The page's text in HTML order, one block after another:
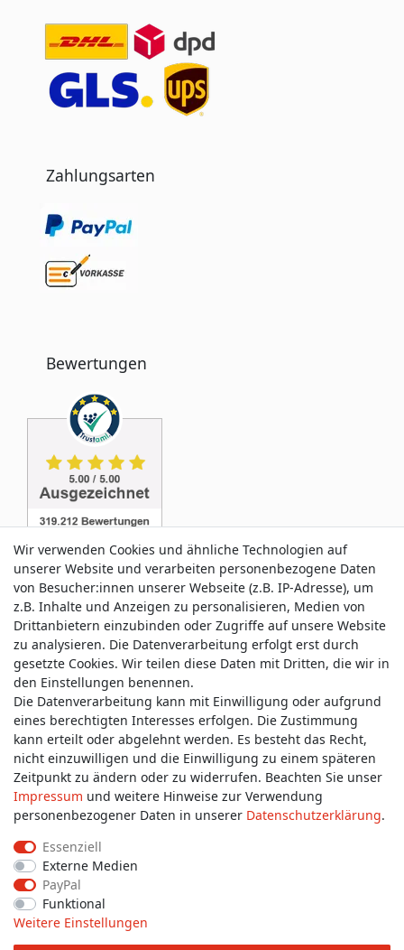
Zahlungsarten
Bewertungen
Service & Kontakt
Wünschen Sie einen Rückruf?
service@allmyclothes.de
Schreiben Sie uns:
service@allmyclothes.de
Impressum
Widerrufs­recht
Wir verwenden Cookies und ähnliche Technologien auf
unserer Website und verarbeiten personenbezogene Daten
von Besucher:innen unserer Webseite (z.B. IP-Adresse), um
z.B. Inhalte und Anzeigen zu personalisieren, Medien von
Drittanbietern einzubinden oder Zugriffe auf unsere Website
zu analysieren. Die Datenverarbeitung erfolgt erst durch
gesetzte Cookies. Wir teilen diese Daten mit Dritten, die wir in
den Einstellungen benennen.
Die Datenverarbeitung kann mit Einwilligung oder aufgrund
eines berechtigten Interesses erfolgen. Die Zustimmung
kann erteilt oder abgelehnt werden. Es besteht das Recht,
nicht einzuwilligen und die Einwilligung zu einem späteren
Zeitpunkt zu ändern oder zu widerrufen. Beachten Sie unser
Impressum und weitere Hinweise zur Verwendung
personenbezogener Daten in unserer Daten­schutz­erklärung.
Essenziell
Externe Medien
PayPal
Funktional
Weitere Einstellungen